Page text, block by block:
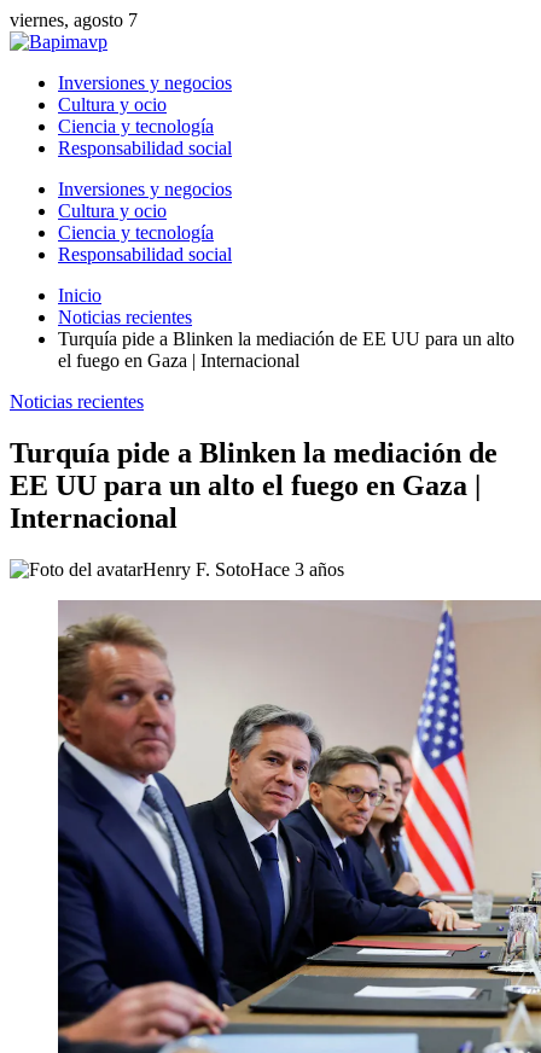
viernes, agosto 7
Inversiones y negocios
Cultura y ocio
Ciencia y tecnología
Responsabilidad social
Inversiones y negocios
Cultura y ocio
Ciencia y tecnología
Responsabilidad social
Inicio
Noticias recientes
Turquía pide a Blinken la mediación de EE UU para un alto
el fuego en Gaza | Internacional
Noticias recientes
Turquía pide a Blinken la mediación de
EE UU para un alto el fuego en Gaza |
Internacional
Henry F. SotoHace 3 años